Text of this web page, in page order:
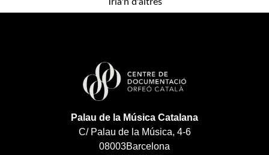
Palau de la Música Catalana
C/ Palau de la Música, 4-6
08003Barcelona